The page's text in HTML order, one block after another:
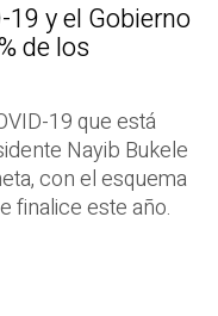
y el Gobierno
de los
19 que está
Nayib Bukele
con el esquema
finalice este año.